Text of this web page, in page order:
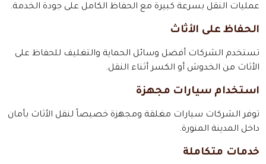
عمليات النقل بسرعة كبيرة مع الحفاظ الكامل على جودة الخدمة.
الحفاظ على الأثاث
تستخدم الشركات أفضل وسائل الحماية والتغليف للحفاظ على
الأثاث من الخدوش أو الكسر أثناء النقل.
استخدام سيارات مجهزة
توفر الشركات سيارات مغلقة ومجهزة خصيصاً لنقل الأثاث بأمان
داخل المدينة المنورة.
خدمات متكاملة